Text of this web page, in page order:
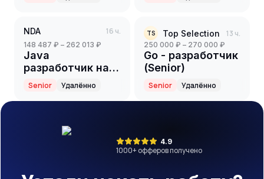
NDA 16 ч.
148 487 ₽ – 262 013 ₽
Java
разработчик на
партнерский
проект(ритейл)
(Senior)
Senior Удалённо
TS Top Selection 13 ч.
250 000 ₽ – 270 000 ₽
Go - разработчик
(Senior)
Senior Удалённо
4.9
1000+ офферов получено